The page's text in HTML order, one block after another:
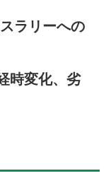
ラリーへの
時変化、劣